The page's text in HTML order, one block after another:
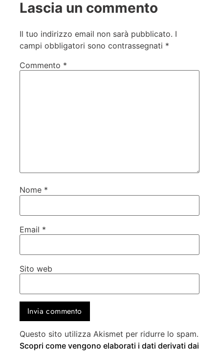
Lascia un commento
Il tuo indirizzo email non sarà pubblicato. I
campi obbligatori sono contrassegnati *
Commento *
Nome *
Email *
Sito web
Questo sito utilizza Akismet per ridurre lo spam.
Scopri come vengono elaborati i dati derivati dai